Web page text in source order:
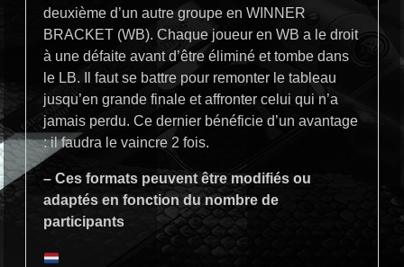
deuxième d’un autre groupe en WINNER
BRACKET (WB). Chaque joueur en WB a le droit
à une défaite avant d’être éliminé et tombe dans
le LB. Il faut se battre pour remonter le tableau
jusqu’en grande finale et affronter celui qui n’a
jamais perdu. Ce dernier bénéficie d’un avantage
: il faudra le vaincre 2 fois.
– Ces formats peuvent être modifiés ou
adaptés en fonction du nombre de
participants